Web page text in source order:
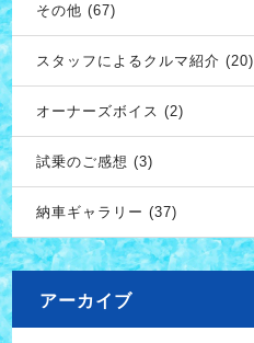
その他 (67)
スタッフによるクルマ紹介 (20)
オーナーズボイス (2)
試乗のご感想 (3)
納車ギャラリー (37)
アーカイブ